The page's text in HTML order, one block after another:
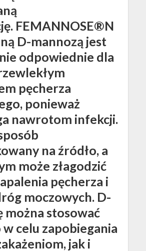
FEMANNOSE®N
D-mannozą jest
odpowiednie dla
pęcherza
ponieważ
nawrotom infekcji.
na źródło, a
może złagodzić
pęcherza i
moczowych. D-
można stosować
celu zapobiegania
jak i